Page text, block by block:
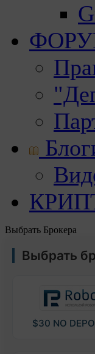
Выбрать Брокера
Выбрать
$30 NO